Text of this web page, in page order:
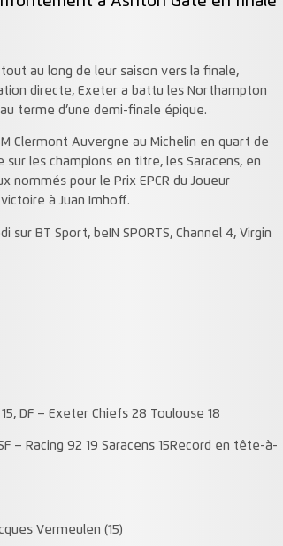
au long de leur saison vers la finale,
directe, Exeter a battu les Northampton
terme d’une demi-finale épique.
Clermont Auvergne au Michelin en quart de
les champions en titre, les Saracens, en
nommés pour le Prix EPCR du Joueur
à Juan Imhoff.
BT Sport, beIN SPORTS, Channel 4, Virgin
DF – Exeter Chiefs 28 Toulouse 18
– Racing 92 19 Saracens 15Record en tête-à-
Vermeulen (15)